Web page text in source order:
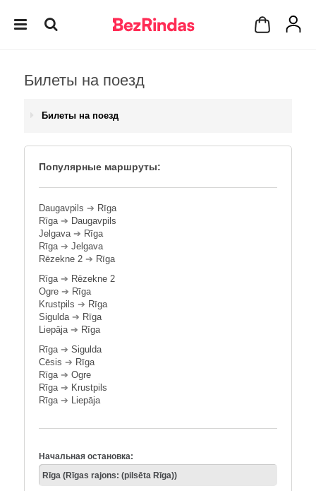
Билеты на поезд
Билеты на поезд
Популярные маршруты:
Daugavpils ➔ Rīga
Rīga➔ Daugavpils
Jelgava➔ Rīga
Rīga➔ Jelgava
Rēzekne 2 ➔ Rīga
Rīga➔ Rēzekne 2
Ogre ➔ Rīga
Krustpils ➔ Rīga
Sigulda➔ Rīga
Liepāja➔ Rīga
Rīga➔ Sigulda
Cēsis ➔ Rīga
Rīga➔ Ogre
Rīga➔ Krustpils
Rīga➔ Liepāja
Начальная остановка: